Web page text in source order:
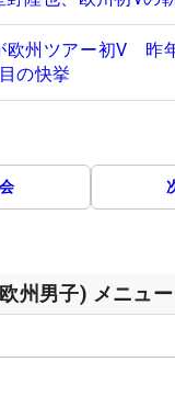
欧州ツアー初V 昨
の快挙
州男子) メニュー